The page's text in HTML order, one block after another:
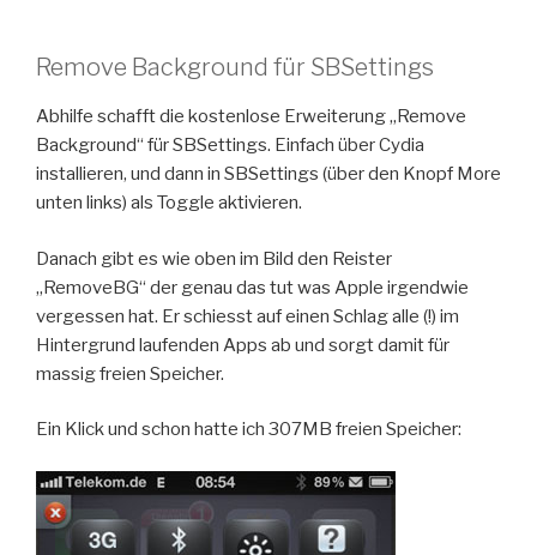
Remove Background für SBSettings
Abhilfe schafft die kostenlose Erweiterung „Remove
Background“ für SBSettings. Einfach über Cydia
installieren, und dann in SBSettings (über den Knopf More
unten links) als Toggle aktivieren.
Danach gibt es wie oben im Bild den Reister
„RemoveBG“ der genau das tut was Apple irgendwie
vergessen hat. Er schiesst auf einen Schlag alle (!) im
Hintergrund laufenden Apps ab und sorgt damit für
massig freien Speicher.
Ein Klick und schon hatte ich 307MB freien Speicher: